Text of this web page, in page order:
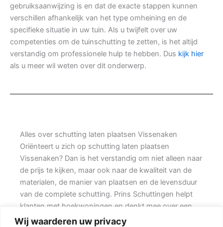
Wij waarderen uw privacy
gebruiksaanwijzing is en dat de exacte stappen kunnen
verschillen afhankelijk van het type omheining en de
specifieke situatie in uw tuin. Als u twijfelt over uw
competenties om de tuinschutting te zetten, is het altijd
verstandig om professionele hulp te hebben. Dus kijk hier
als u meer wil weten over dit onderwerp.
Alles over schutting laten plaatsen Vissenaken
Oriënteert u zich op schutting laten plaatsen
Vissenaken? Dan is het verstandig om niet alleen naar
de prijs te kijken, maar ook naar de kwaliteit van de
materialen, de manier van plaatsen en de levensduur
van de complete schutting. Prins Schuttingen helpt
klanten met hoekwoningen en denkt mee over een
duurzame oplossing.